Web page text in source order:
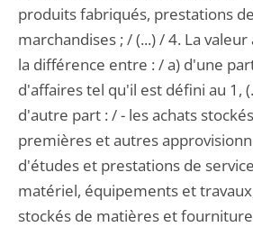
produits fabriqués, prestations
marchandises ; / (...) / 4. La
la différence entre : / a) d'une
d'affaires tel qu'il est défini au 1,
d'autre part : / - les achats
premières et autres
d'études et prestations de
matériel, équipements et
stockés de matières et